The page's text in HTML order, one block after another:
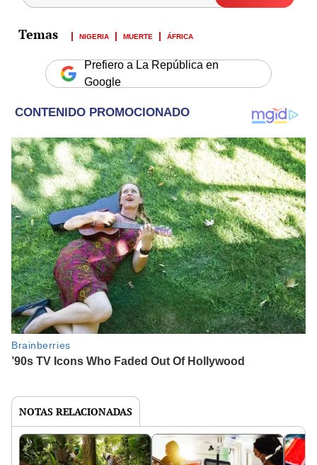
NIGERIA MUERTE ÁFRICA
Prefiero a La República en
Google
NOTAS RELACIONADAS